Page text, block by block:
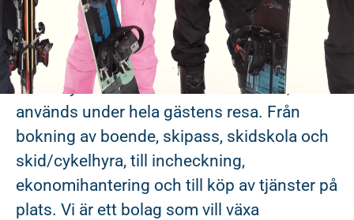
behov för att kunna förstärka affären såväl
som gästens upplevelse.
Våra produkter, som går under namnet
Affärssystemet r360 och r360 Online,
används under hela gästens resa. Från
bokning av boende, skipass, skidskola och
skid/cykelhyra, till incheckning,
ekonomihantering och till köp av tjänster på
plats. Vi är ett bolag som vill växa